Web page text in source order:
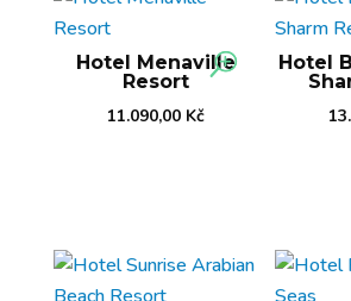
Hotel Menaville
Resort
11.090,00 Kč
Hotel